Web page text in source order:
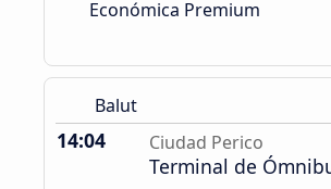
Económica Premium
Balut
14:04 Ciudad Perico
Terminal de